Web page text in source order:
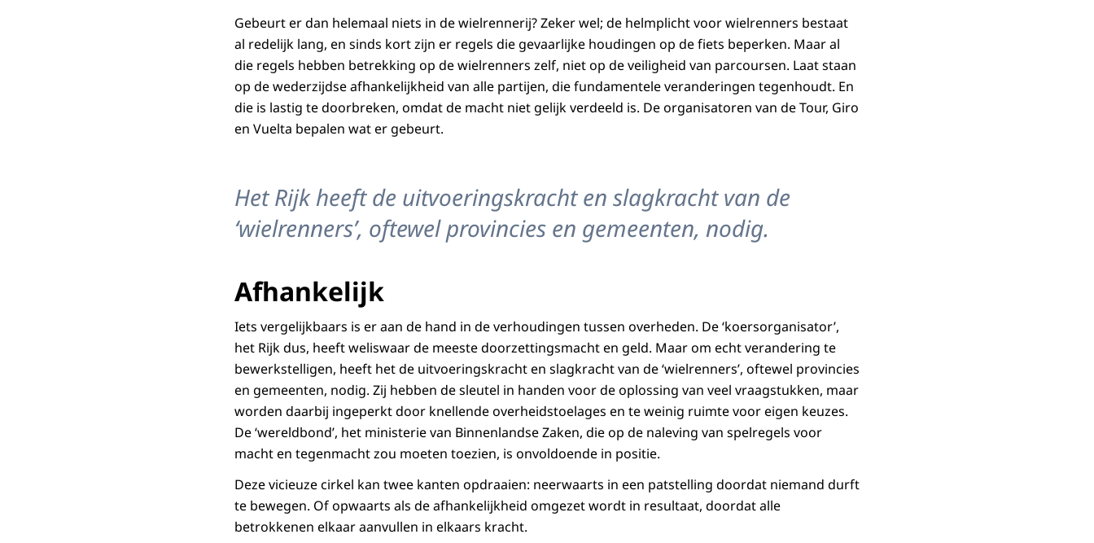
Gebeurt er dan helemaal niets in de wielrennerij? Zeker wel; de helmplicht voor wielrenners bestaat
al redelijk lang, en sinds kort zijn er regels die gevaarlijke houdingen op de fiets beperken. Maar al
die regels hebben betrekking op de wielrenners zelf, niet op de veiligheid van parcoursen. Laat staan
op de wederzijdse afhankelijkheid van alle partijen, die fundamentele veranderingen tegenhoudt. En
die is lastig te doorbreken, omdat de macht niet gelijk verdeeld is. De organisatoren van de Tour, Giro
en Vuelta bepalen wat er gebeurt.
Het Rijk heeft de uitvoeringskracht en slagkracht van de
‘wielrenners’, oftewel provincies en gemeenten, nodig.
Afhankelijk
Iets vergelijkbaars is er aan de hand in de verhoudingen tussen overheden. De ‘koersorganisator’,
het Rijk dus, heeft weliswaar de meeste doorzettingsmacht en geld. Maar om echt verandering te
bewerkstelligen, heeft het de uitvoeringskracht en slagkracht van de ‘wielrenners’, oftewel provincies
en gemeenten, nodig. Zij hebben de sleutel in handen voor de oplossing van veel vraagstukken, maar
worden daarbij ingeperkt door knellende overheidstoelages en te weinig ruimte voor eigen keuzes.
De ‘wereldbond’, het ministerie van Binnenlandse Zaken, die op de naleving van spelregels voor
macht en tegenmacht zou moeten toezien, is onvoldoende in positie.
Deze vicieuze cirkel kan twee kanten opdraaien: neerwaarts in een patstelling doordat niemand durft
te bewegen. Of opwaarts als de afhankelijkheid omgezet wordt in resultaat, doordat alle
betrokkenen elkaar aanvullen in elkaars kracht.